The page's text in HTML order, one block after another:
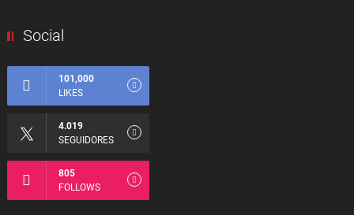
Social
101,000
LIKES
4.019
SEGUIDORES
805
FOLLOWS